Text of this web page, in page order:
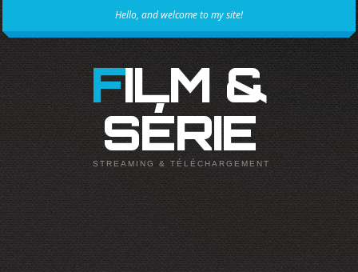
Hello, and welcome to my site!
FILM &
SÉRIE
STREAMING & TÉLÉCHARGEMENT